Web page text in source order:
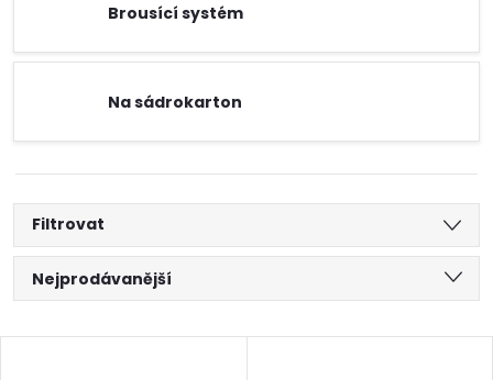
Brousící systém
Na sádrokarton
Filtrovat
Ř
a
Nejprodávanější